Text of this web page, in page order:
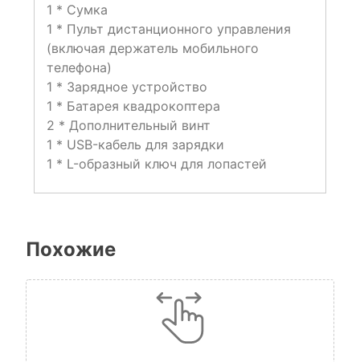
1 * Сумка
1 * Пульт дистанционного управления
(включая держатель мобильного
телефона)
1 * Зарядное устройство
1 * Батарея квадрокоптера
2 * Дополнительный винт
1 * USB-кабель для зарядки
1 * L-образный ключ для лопастей
Похожие